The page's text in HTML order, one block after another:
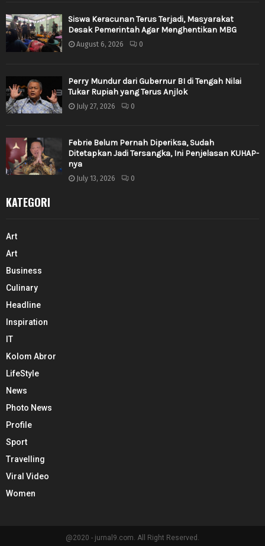
Siswa Keracunan Terus Terjadi, Masyarakat
Desak Pemerintah Agar Menghentikan MBG
August 6, 2026 0
Perry Mundur dari Gubernur BI di Tengah Nilai
Tukar Rupiah yang Terus Anjlok
July 27, 2026 0
Febrie Belum Pernah Diperiksa, Sudah
Ditetapkan Jadi Tersangka, Ini Penjelasan KUHAP-
nya
July 13, 2026 0
KATEGORI
Art
Art
Business
Culinary
Headline
Inspiration
IT
Kolom Abror
LifeStyle
News
Photo News
Profile
Sport
Travelling
Viral Video
Women
@2020 - jurnal9.com. All Right Reserved.